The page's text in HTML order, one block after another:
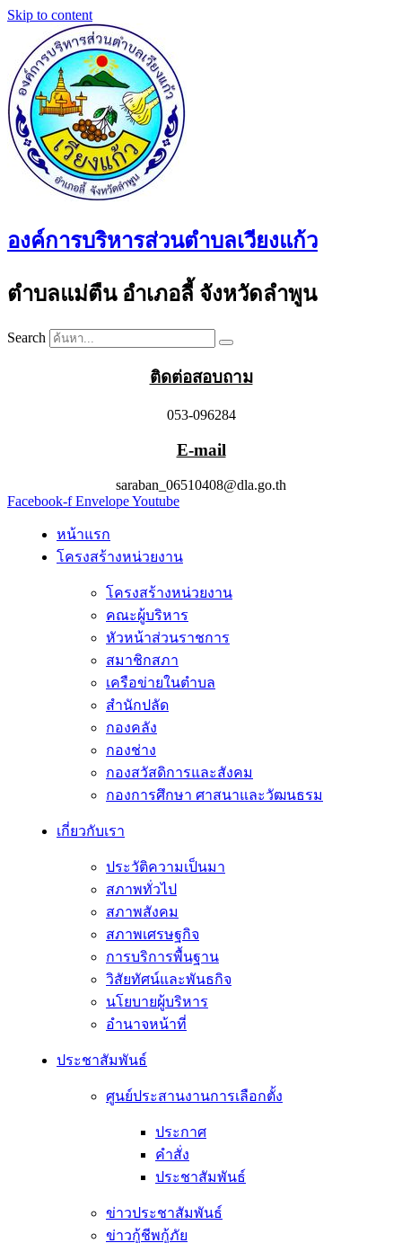
Skip to content
องค์การบริหารส่วนตำบลเวียงแก้ว
ตำบลแม่ตืน อำเภอลี้ จังหวัดลำพูน
Search
ติดต่อสอบถาม
053-096284
E-mail
saraban_06510408@dla.go.th
Facebook-f EnvelopeYoutube
หน้าแรก
โครงสร้างหน่วยงาน
โครงสร้างหน่วยงาน
คณะผู้บริหาร
หัวหน้าส่วนราชการ
สมาชิกสภา
เครือข่ายในตำบล
สำนักปลัด
กองคลัง
กองช่าง
กองสวัสดิการและสังคม
กองการศึกษา ศาสนาและวัฒนธรม
เกี่ยวกับเรา
ประวัติความเป็นมา
สภาพทั่วไป
สภาพสังคม
สภาพเศรษฐกิจ
การบริการพื้นฐาน
วิสัยทัศน์และพันธกิจ
นโยบายผู้บริหาร
อํานาจหน้าที่
ประชาสัมพันธ์
ศูนย์ประสานงานการเลือกตั้ง
ประกาศ
คำสั่ง
ประชาสัมพันธ์
ข่าวประชาสัมพันธ์
ข่าวกู้ชีพกู้ภัย